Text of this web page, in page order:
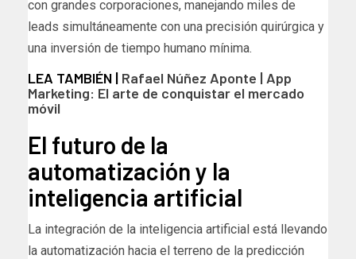
con grandes corporaciones, manejando miles de
leads simultáneamente con una precisión quirúrgica y
una inversión de tiempo humano mínima.
LEA TAMBIÉN | Rafael Núñez Aponte | App
Marketing: El arte de conquistar el mercado
móvil
El futuro de la
automatización y la
inteligencia artificial
La integración de la inteligencia artificial está llevando
la automatización hacia el terreno de la predicción